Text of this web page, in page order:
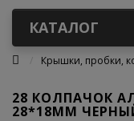
КАТАЛОГ
Крышки, пробки,
28 КОЛПАЧОК
28*18ММ